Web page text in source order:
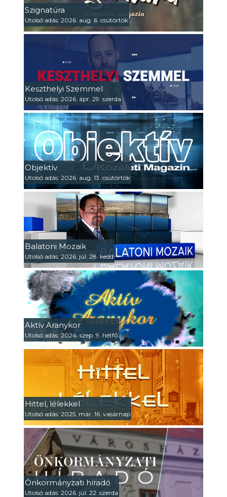
Szignatúra
Utolsó adás: 2026. aug. 6. csütörtök
Keszthelyi Szemmel
Utolsó adás: 2026. ápr. 29. szerda
Objektív
Utolsó adás: 2026. aug. 13. csütörtök
Balatoni Mozaik
Utolsó adás: 2026. júl. 28. kedd
Aktív Aranykor
Utolsó adás: 2024. szep. 9. hétfő
Hittel, lélekkel
Utolsó adás: 2025. már. 16. vasárnap
Önkormányzati híradó
Utolsó adás: 2026. júl. 22. szerda